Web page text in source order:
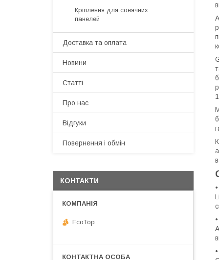
Кріплення для сонячних
панелей
Доставка та оплата
Новини
Статті
Про нас
Відгуки
Повернення і обмін
КОНТАКТИ
EcoTop